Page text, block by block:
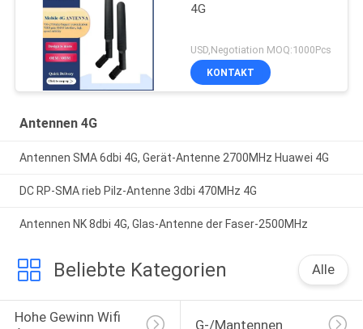
4G
USD,Negotiation MOQ:1000Pcs
KONTAKT
Antennen 4G
Antennen SMA 6dbi 4G, Gerät-Antenne 2700MHz Huawei 4G
DC RP-SMA rieb Pilz-Antenne 3dbi 470MHz 4G
Antennen NK 8dbi 4G, Glas-Antenne der Faser-2500MHz
Beliebte Kategorien Alle
Hohe Gewinn Wifi
G-/Mantennen